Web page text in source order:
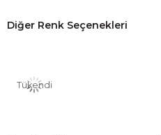
Diğer Renk Seçenekleri
Tükendi